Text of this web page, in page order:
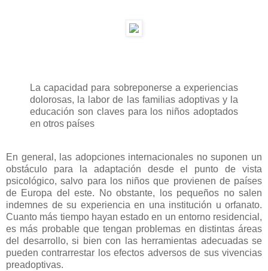
La capacidad para sobreponerse a experiencias
dolorosas, la labor de las familias adoptivas y la
educación son claves para los niños adoptados
en otros países
En general, las adopciones internacionales no suponen un
obstáculo para la adaptación desde el punto de vista
psicológico, salvo para los niños que provienen de países
de Europa del este. No obstante, los pequeños no salen
indemnes de su experiencia en una institución u orfanato.
Cuanto más tiempo hayan estado en un entorno residencial,
es más probable que tengan problemas en distintas áreas
del desarrollo, si bien con las herramientas adecuadas se
pueden contrarrestar los efectos adversos de sus vivencias
preadoptivas.